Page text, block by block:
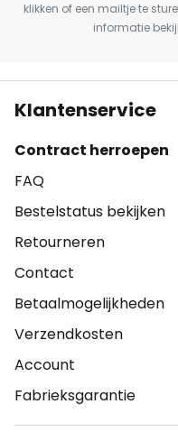
klikken of een mailtje te
informatie
Klantenservice
Contract herroepen
FAQ
Bestelstatus bekijken
Retourneren
Contact
Betaalmogelijkheden
Verzendkosten
Account
Fabrieksgarantie